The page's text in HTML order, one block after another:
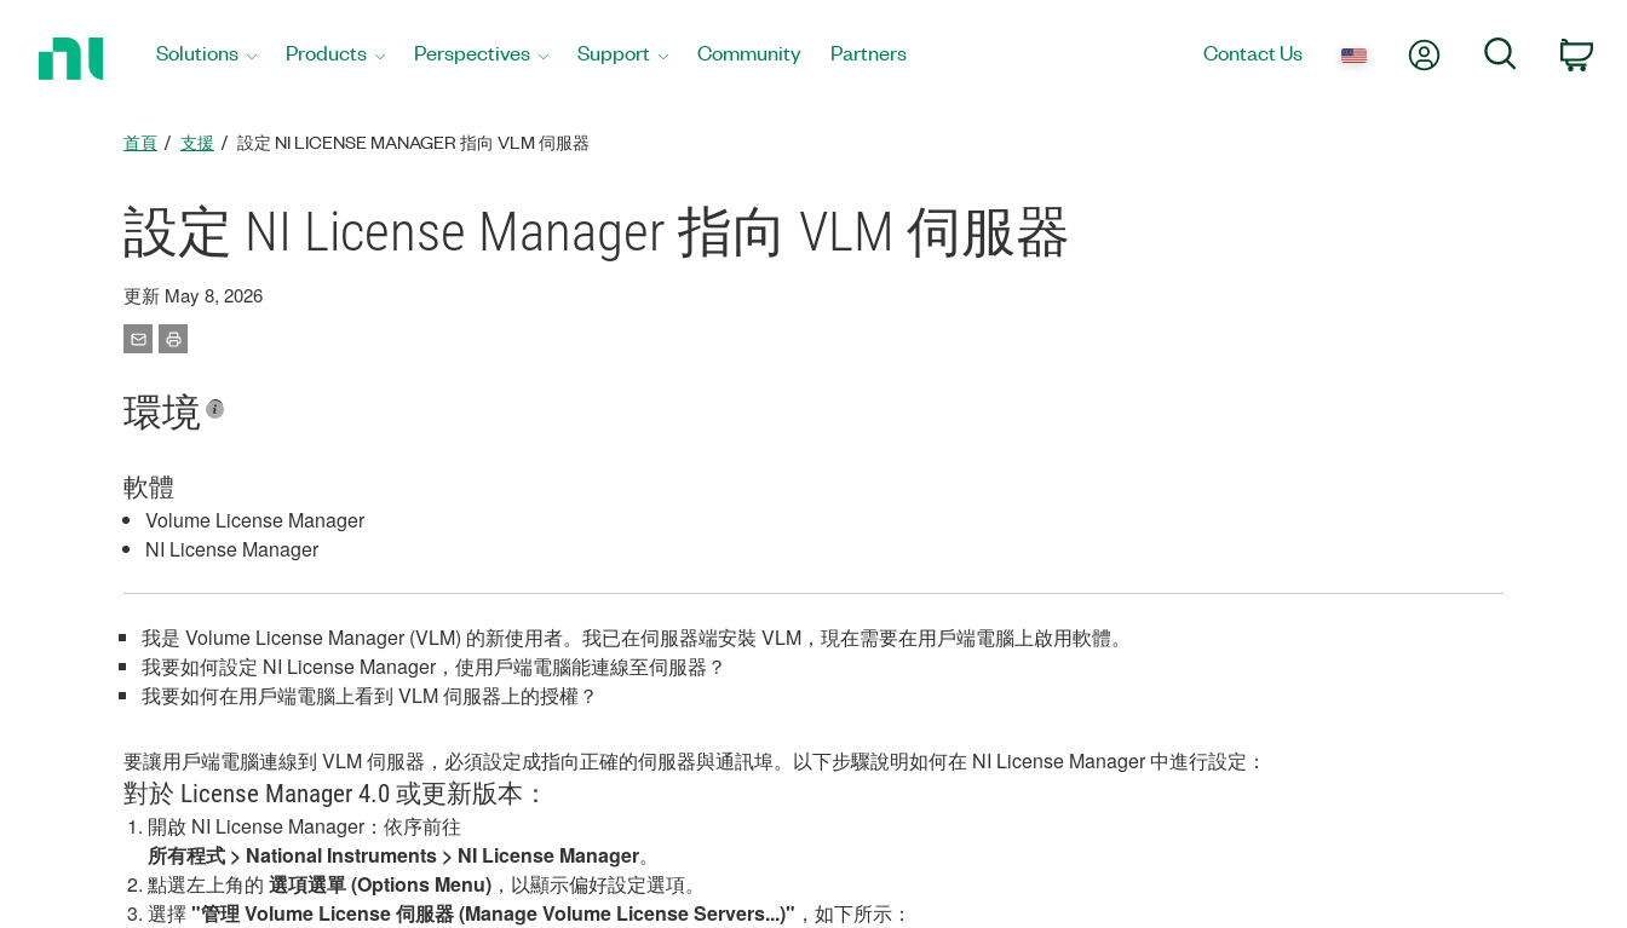
Solutions Products Perspectives Support Community Partners Contact Us My AccountSearch
首頁 支援 設定 NI LICENSE MANAGER 指向 VLM 伺服器
設定 NI License Manager 指向 VLM 伺服器
更新 May 8, 2026
環境
軟體
Volume License Manager
NI License Manager
我是 Volume License Manager (VLM) 的新使用者。我已在伺服器端安裝 VLM，現在需要在用戶端電腦上啟用軟體。
我要如何設定 NI License Manager，使用戶端電腦能連線至伺服器？
我要如何在用戶端電腦上看到 VLM 伺服器上的授權？
要讓用戶端電腦連線到 VLM 伺服器，必須設定成指向正確的伺服器與通訊埠。以下步驟說明如何在 NI License Manager 中進行設定：
對於 License Manager 4.0 或更新版本：
開啟 NI License Manager：依序前往
所有程式 > National Instruments > NI License Manager。
點選左上角的 選項選單 (Options Menu) ，以顯示偏好設定選項。
選擇"管理 Volume License 伺服器 (Manage Volume License Servers...)" ，如下所示：